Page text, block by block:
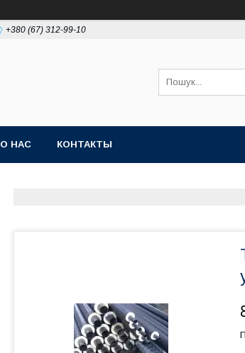
+380 (67) 312-99-10
О НАС КОНТАКТЫ